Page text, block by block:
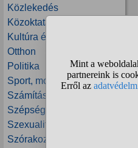
Közlekedés
Közoktatás, tanfolyamok
Kultúra és közösség
Otthon
Politika
Sport, mozgás
Számítástechnika
Szépség és divat
Szexualitás
Szórakozás